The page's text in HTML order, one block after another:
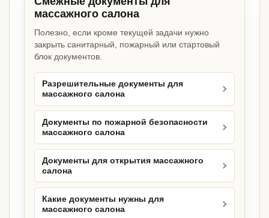
массажного салона
Полезно, если кроме текущей задачи нужно
закрыть санитарный, пожарный или стартовый
блок документов.
Разрешительные документы для
массажного салона
Документы по пожарной безопасности
массажного салона
Документы для открытия массажного
салона
Какие документы нужны для
массажного салона